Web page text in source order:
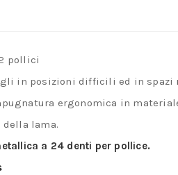
pollici
in posizioni difficili ed in
ergonomica in
lama.
a 24 denti per pollice.